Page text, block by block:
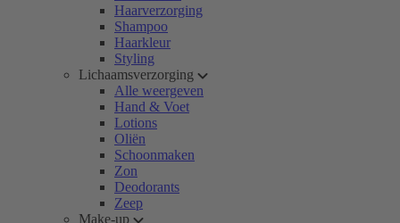
Haarverzorging
Shampoo
Haarkleur
Styling
Lichaamsverzorging
Alle weergeven
Hand & Voet
Lotions
Oliën
Schoonmaken
Zon
Deodorants
Zeep
Make-up